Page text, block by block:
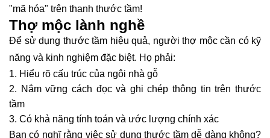
"mã hóa" trên thanh thước tầm!
Thợ mộc lành nghề
Để sử dụng thước tầm hiệu quả, người thợ mộc cần có kỹ
năng và kinh nghiệm đặc biệt. Họ phải:
Hiểu rõ cấu trúc của ngôi nhà gỗ
Nắm vững cách đọc và ghi chép thông tin trên thước
tầm
Có khả năng tính toán và ước lượng chính xác
Bạn có nghĩ rằng việc sử dụng thước tầm dễ dàng không?